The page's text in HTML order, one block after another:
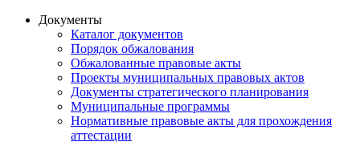
Документы
Каталог документов
Порядок обжалования
Обжалованные правовые акты
Проекты муниципальных правовых актов
Документы стратегического планирования
Муниципальные программы
Нормативные правовые акты для прохождения
аттестации